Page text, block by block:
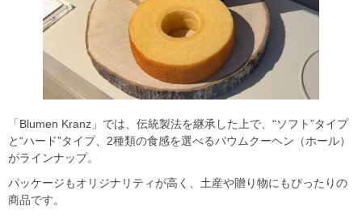
「Blumen Kranz」では、伝統製法を継承した上で、“ソフト”タイプ
と“ハード”タイプ、2種類の食感を選べるバウムクーヘン（ホール）
がラインナップ。
パッケージもオリジナリティが高く、土産や贈り物にもぴったりの
商品です。